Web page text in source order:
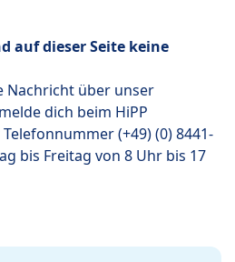
auf dieser Seite keine
Nachricht über unser
dich beim HiPP
(+49) (0) 8441-
bis Freitag von 8 Uhr bis 17